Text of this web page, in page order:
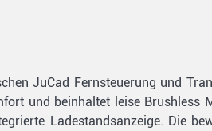
JuCad Fernsteuerung und
und beinhaltet leise Brushless
Ladestandsanzeige. Die